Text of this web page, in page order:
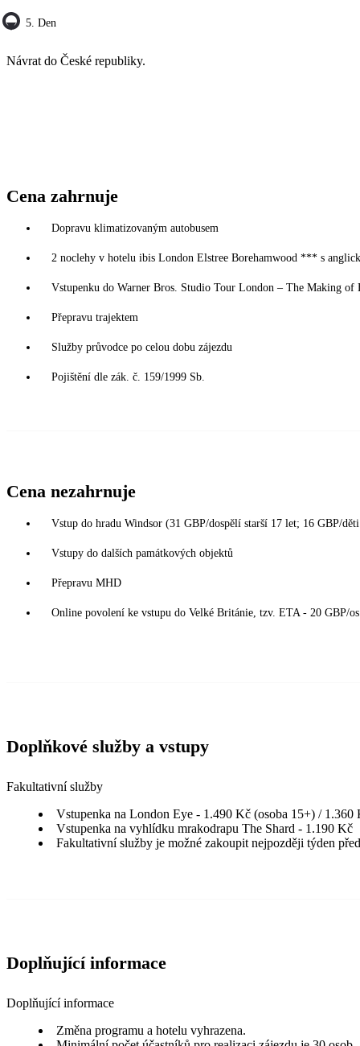
5. Den
Návrat do České republiky.
Cena zahrnuje
Dopravu klimatizovaným autobusem
2 noclehy v hotelu ibis London Elstree Borehamwood *** s
Vstupenku do Warner Bros. Studio Tour London – The Making of
Přepravu trajektem
Služby průvodce po celou dobu zájezdu
Pojištění dle zák. č. 159/1999 Sb.
Cena nezahrnuje
Vstup do hradu Windsor (31 GBP/dospělí starší 17 let; 16 GBP/
Vstupy do dalších památkových objektů
Přepravu MHD
Online povolení ke vstupu do Velké Británie, tzv. ETA - 20 GBP/
Doplňkové služby a vstupy
Fakultativní služby
Vstupenka na London Eye - 1.490 Kč (osoba 15+) / 1.360
Vstupenka na vyhlídku mrakodrapu The Shard - 1.190 Kč
Fakultativní služby je možné zakoupit nejpozději týden
Doplňující informace
Doplňující informace
Změna programu a hotelu vyhrazena.